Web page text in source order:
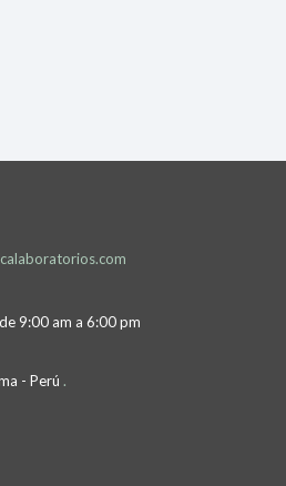
9:00 am a 6:00 pm
- Perú .